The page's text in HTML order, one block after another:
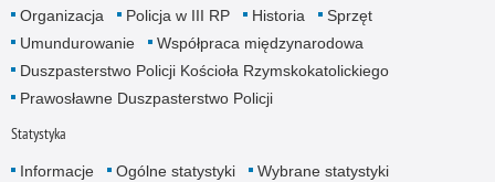
Organizacja
Policja w III RP Historia
Sprzęt
Umundurowanie
Współpraca międzynarodowa
Duszpasterstwo Policji Kościoła Rzymskokatolickiego
Prawosławne Duszpasterstwo Policji
Statystyka
Informacje Ogólne statystyki
Wybrane statystyki